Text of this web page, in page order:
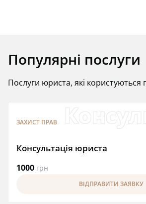
Популярні послуги
Послуги юриста, які
ЗАХИСТ ПРАВ
Консультація юриста
1000 грн
ВІДПРАВИТИ ЗАЯВКУ